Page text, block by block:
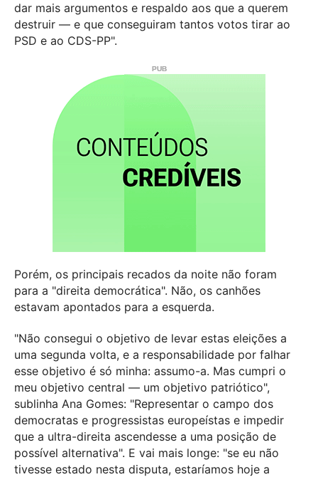
dar mais argumentos e respaldo aos que a querem
destruir — e que conseguiram tantos votos tirar ao
PSD e ao CDS-PP".
Porém, os principais recados da noite não foram
para a "direita democrática". Não, os canhões
estavam apontados para a esquerda.
"Não consegui o objetivo de levar estas eleições a
uma segunda volta, e a responsabilidade por falhar
esse objetivo é só minha: assumo-a. Mas cumpri o
meu objetivo central — um objetivo patriótico",
sublinha Ana Gomes: "Representar o campo dos
democratas e progressistas europeístas e impedir
que a ultra-direita ascendesse a uma posição de
possível alternativa". E vai mais longe: "se eu não
tivesse estado nesta disputa, estaríamos hoje a